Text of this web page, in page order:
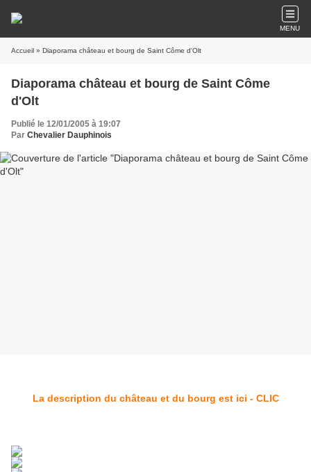
MENU
Accueil » Diaporama château et bourg de Saint Côme d'Olt
Diaporama château et bourg de Saint Côme
d'Olt
Publié le 12/01/2005 à 19:07
Par Chevalier Dauphinois
La description du château et du bourg est ici - CLIC